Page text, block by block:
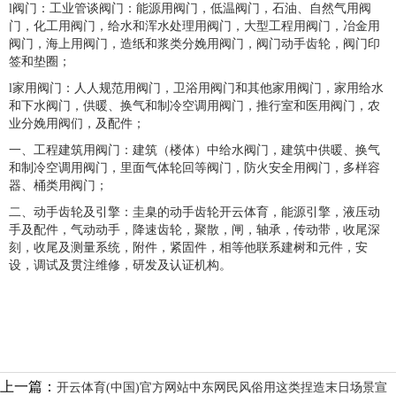
l阀门：工业管谈阀门：能源用阀门，低温阀门，石油、自然气用阀
门，化工用阀门，给水和浑水处理用阀门，大型工程用阀门，冶金用
阀门，海上用阀门，造纸和浆类分娩用阀门，阀门动手齿轮，阀门印
签和垫圈；
l家用阀门：人人规范用阀门，卫浴用阀门和其他家用阀门，家用给水
和下水阀门，供暖、换气和制冷空调用阀门，推行室和医用阀门，农
业分娩用阀们，及配件；
一、工程建筑用阀门：建筑（楼体）中给水阀门，建筑中供暖、换气
和制冷空调用阀门，里面气体轮回等阀门，防火安全用阀门，多样容
器、桶类用阀门；
二、动手齿轮及引擎：圭臬的动手齿轮开云体育，能源引擎，液压动
手及配件，气动动手，降速齿轮，聚散，闸，轴承，传动带，收尾深
刻，收尾及测量系统，附件，紧固件，相等他联系建树和元件，安
设，调试及贯注维修，研发及认证机构。
上一篇： 开云体育(中国)官方网站中东网民风俗用这类捏造末日场景宣